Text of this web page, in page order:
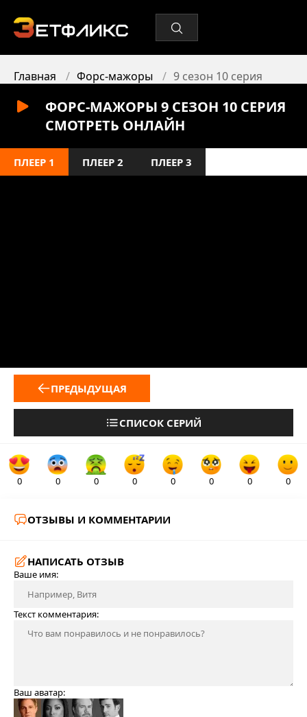
Главная Форс-мажоры 9 сезон 10 серия
ФОРС-МАЖОРЫ 9 СЕЗОН 10 СЕРИЯ
СМОТРЕТЬ ОНЛАЙН
ПЛЕЕР 1 ПЛЕЕР 2 ПЛЕЕР 3
ПРЕДЫДУЩАЯ
СПИСОК СЕРИЙ
0 0 0 0 0 0 0 0
ОТЗЫВЫ И КОММЕНТАРИИ
НАПИСАТЬ ОТЗЫВ
Ваше имя:
Текст комментария:
Ваш аватар: